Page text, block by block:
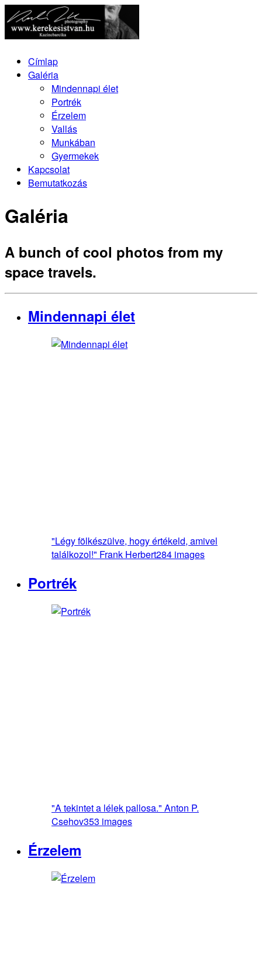
Címlap
Galéria
Mindennapi élet
Portrék
Érzelem
Vallás
Munkában
Gyermekek
Kapcsolat
Bemutatkozás
Galéria
A bunch of cool photos from my
space travels.
Mindennapi élet
"Légy fölkészülve, hogy értékeld, amivel
találkozol!" Frank Herbert284 images
Portrék
"A tekintet a lélek pallosa." Anton P.
Csehov353 images
Érzelem